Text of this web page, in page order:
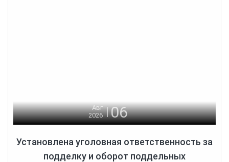
Авг
2026
06
Установлена уголовная ответственность за
подделку и оборот поддельных